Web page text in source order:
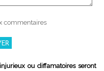
commentaires
ou diffamatoires seront